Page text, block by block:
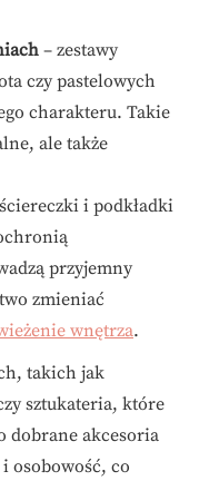
– zestawy
czy pastelowych
charakteru. Takie
ale także
i podkładki
przyjemny
zmieniać
wnętrza.
takich jak
sztukateria, które
dobrane akcesoria
osobowość, co